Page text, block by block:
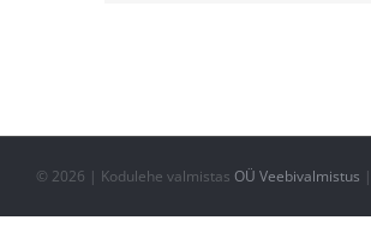
© 2026 | Kodulehe valmistas OÜ Veebivalmistus